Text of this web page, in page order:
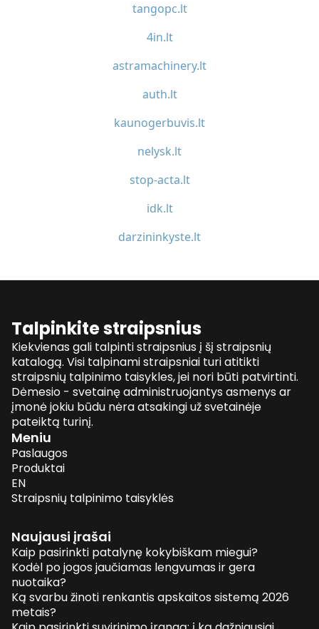
tangopc.lt
4in.lt
astramachinery.lt
auth.lt
kaunogerbuvis.lt
nelysk.lt
stop-acta.lt
idk.lt
darzininkyste.lt
Talpinkite straipsnius
Kiekvienas gali talpinti straipsnius į šį straipsnių
katalogą. Visi talpinami straipsniai turi atitikti
straipsnių talpinimo taisykles, jei nori būti patvirtinti.
Dėmesio - svetainę administruojantys asmenys ar
įmonė jokiu būdu nėra atsakingi už svetainėje
pateiktą turinį.
Meniu
Paslaugos
Produktai
EN
Straipsnių talpinimo taisyklės
Naujausi įrašai
Kaip pasirinkti patalynę kokybiškam miegui?
Kodėl po jogos jaučiamas lengvumas ir gera
nuotaika?
Ką svarbu žinoti renkantis apskaitos sistemą 2026
metais?